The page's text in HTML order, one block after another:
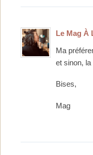
Le Mag À
Ma
et sinon, la
Bises,
Mag